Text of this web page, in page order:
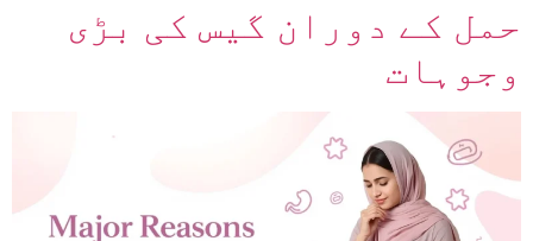
حمل کے دوران گیس کی بڑی
وجوہات